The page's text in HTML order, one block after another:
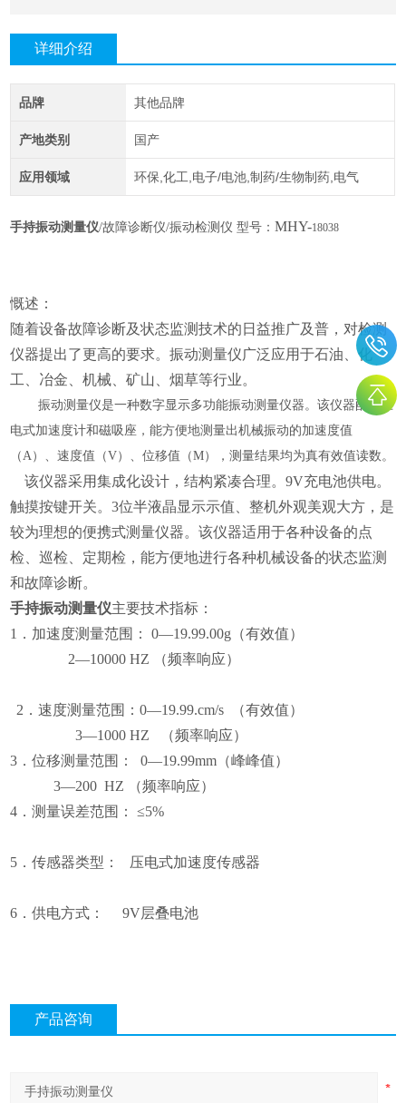
详细介绍
品牌 其他品牌
产地类别 国产
应用领域 环保,化工,电子/电池,制药/生物制药,电气
手持振动测量仪/故障诊断仪/振动检测仪 型号：MHY-18038
慨述：
随着设备故障诊断及状态监测技术的日益推广及普，对检测
仪器提出了更高的要求。振动测量仪广泛应用于石油、化
工、冶金、机械、矿山、烟草等行业。
振动测量仪是一种数字显示多功能振动测量仪器。该仪器配有压
电式加速度计和磁吸座，能方便地测量出机械振动的加速度值
（A）、速度值（V）、位移值（M），测量结果均为真有效值读数。
该仪器采用集成化设计，结构紧凑合理。9V充电池供电。
触摸按键开关。3位半液晶显示示值、整机外观美观大方，是
较为理想的便携式测量仪器。该仪器适用于各种设备的点
检、巡检、定期检，能方便地进行各种机械设备的状态监测
和故障诊断。
手持振动测量仪主要技术指标：
1．加速度测量范围： 0—19.99.00g（有效值）
2—10000 HZ （频率响应）
2．速度测量范围：0—19.99.cm/s （有效值）
3—1000 HZ （频率响应）
3．位移测量范围： 0—19.99mm（峰峰值）
3—200 HZ （频率响应）
4．测量误差范围： ≤5%
5．传感器类型： 压电式加速度传感器
6．供电方式： 9V层叠电池
产品咨询